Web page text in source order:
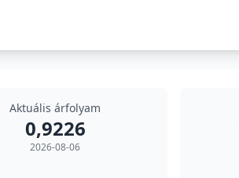
Aktuális árfolyam
0,9226
2026-08-06